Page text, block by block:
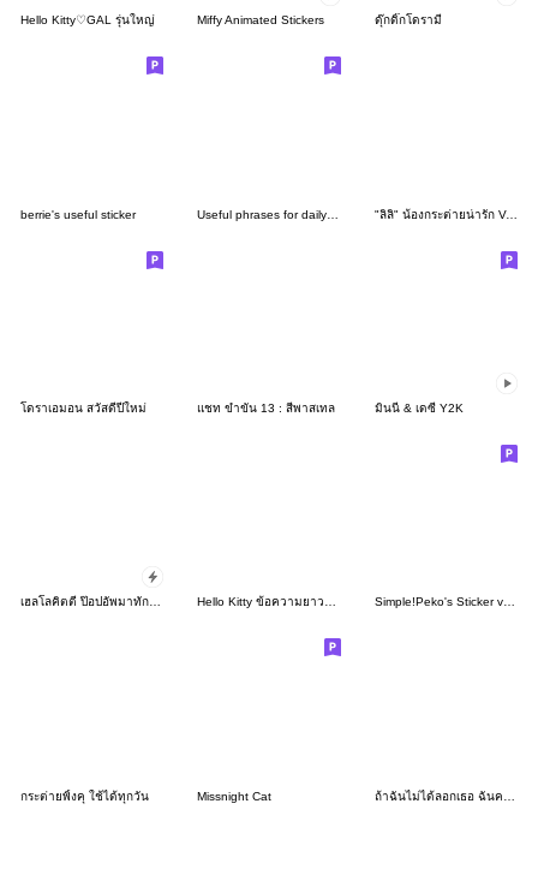
Hello Kitty♡GAL รุ่นใหญ่ Miffy Animated Stickers ดุ๊กดิ๊กโดรามี
berrie's useful sticker "ลิลิ" น้องกระต่ายน่ารัก V.4 - แชทน่ารัก
โดราเอมอน สวัสดีปีใหม่ แชท ขำขัน 13 : สีพาสเทล มินนี่ & เดซี่ Y2K
เฮลโลคิตตี ป๊อปอัพมาทักทาย Hello Kitty ข้อความยาวสุภาพ♪ Simple!Peko's Sticker ver.2
กระต่ายพิ้งคุ ใช้ได้ทุกวัน Missnight Cat